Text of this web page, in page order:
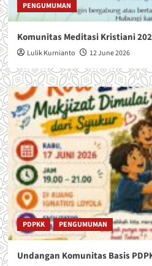
PENGUMUMAN
Komunitas Meditasi Kristiani
Lulik Kurnianto 12 June 2026
PDPKK PENGUMUMAN
Undangan Komunitas Basis